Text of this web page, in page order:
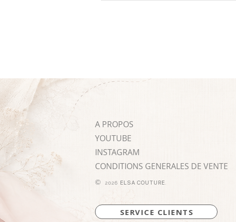
SERVICE CLIENTS
A PROPOS
YOUTUBE
INSTAGRAM
CONDITIONS GENERALES DE VENTE
© 2026 ELSA COUTURE.